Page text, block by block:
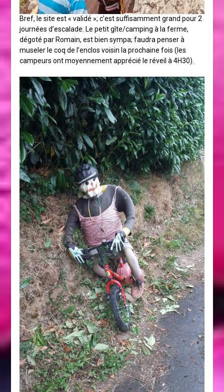
Bref, le site est « validé »; c’est suffisamment grand pour 2
journées d’escalade. Le petit gîte/camping à la ferme,
dégoté par Romain, est bien sympa; faudra penser à
museler le coq de l’enclos voisin la prochaine fois (les
campeurs ont moyennement apprécié le réveil à 4H30).